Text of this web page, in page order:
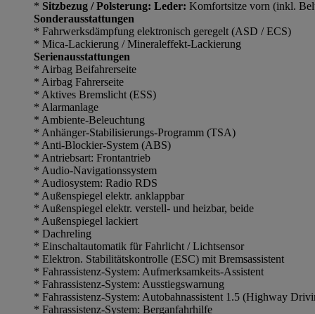
* Sitzbezug / Polsterung: Leder: Komfortsitze vorn (inkl.
Sonderausstattungen
* Fahrwerksdämpfung elektronisch geregelt (ASD / ECS)
* Mica-Lackierung / Mineraleffekt-Lackierung
Serienausstattungen
* Airbag Beifahrerseite
* Airbag Fahrerseite
* Aktives Bremslicht (ESS)
* Alarmanlage
* Ambiente-Beleuchtung
* Anhänger-Stabilisierungs-Programm (TSA)
* Anti-Blockier-System (ABS)
* Antriebsart: Frontantrieb
* Audio-Navigationssystem
* Audiosystem: Radio RDS
* Außenspiegel elektr. anklappbar
* Außenspiegel elektr. verstell- und heizbar, beide
* Außenspiegel lackiert
* Dachreling
* Einschaltautomatik für Fahrlicht / Lichtsensor
* Elektron. Stabilitätskontrolle (ESC) mit Bremsassistent
* Fahrassistenz-System: Aufmerksamkeits-Assistent
* Fahrassistenz-System: Ausstiegswarnung
* Fahrassistenz-System: Autobahnassistent 1.5 (Highway
* Fahrassistenz-System: Berganfahrhilfe